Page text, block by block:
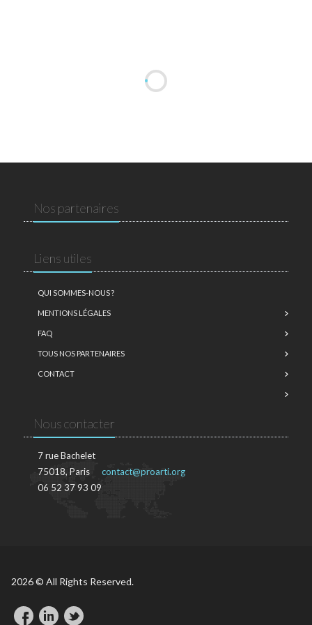
Nos partenaires
Liens utiles
QUI SOMMES-NOUS ?
MENTIONS LÉGALES
FAQ
TOUS NOS PARTENAIRES
CONTACT
Nous contacter
7 rue Bachelet
75018, Paris
06 52 37 93 09
contact@proarti.org
2026 © All Rights Reserved.